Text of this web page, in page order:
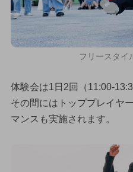
フリースタイ
体験会は1日2回（11:00-
その間にはトッププレイヤ
マンスも実施されます。